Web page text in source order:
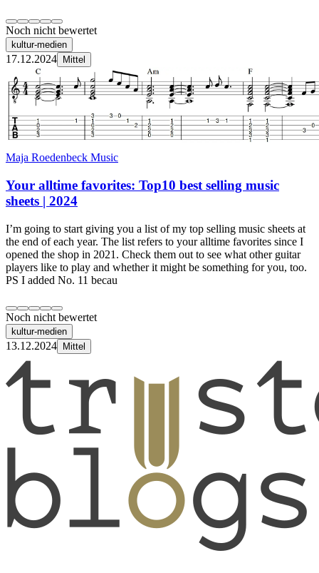
Noch nicht bewertet
kultur-medien
17.12.2024 Mittel
Maja Roedenbeck Music
Your alltime favorites: Top10 best selling music
sheets | 2024
I’m going to start giving you a list of my top selling music sheets at
the end of each year. The list refers to your alltime favorites since I
opened the shop in 2021. Check them out to see what other guitar
players like to play and whether it might be something for you, too.
PS I added No. 11 becau
Noch nicht bewertet
kultur-medien
13.12.2024 Mittel